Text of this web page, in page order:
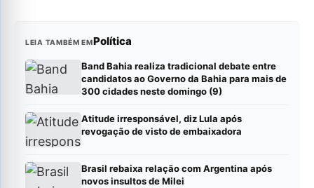
LEIA TAMBÉM EMPolítica
Band Bahia realiza tradicional debate entre
candidatos ao Governo da Bahia para mais de
300 cidades neste domingo (9)
Atitude irresponsável, diz Lula após
revogação de visto de embaixadora
Brasil rebaixa relação com Argentina após
novos insultos de Milei